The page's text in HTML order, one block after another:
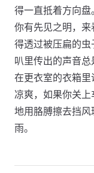
得一直抵着方向
你有先见之明，
得透过被压扁的
叭里传出的声音
在更衣室的衣箱
凉爽，如果你关
地用胳膊擦去挡
雨。